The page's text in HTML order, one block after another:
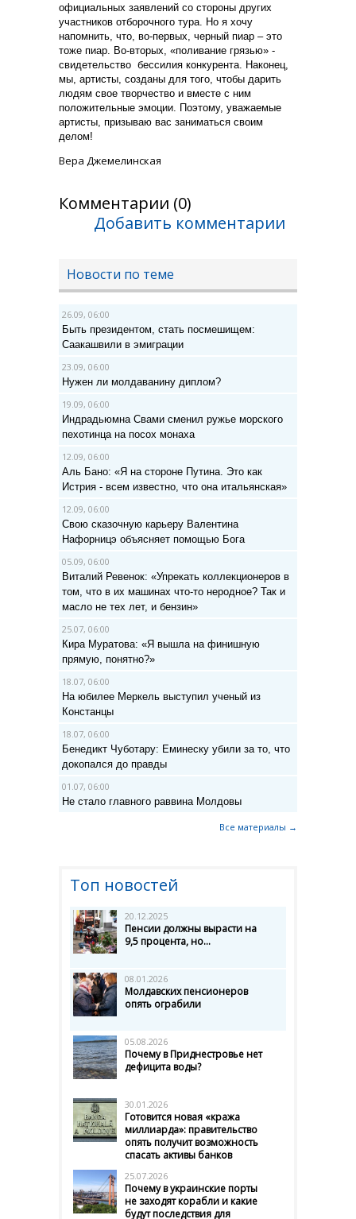
официальных заявлений со стороны других
участников отборочного тура. Но я хочу
напомнить, что, во-первых, черный пиар – это
тоже пиар. Во-вторых, «поливание грязью» -
свидетельство бессилия конкурента. Наконец,
мы, артисты, созданы для того, чтобы дарить
людям свое творчество и вместе с ним
положительные эмоции. Поэтому, уважаемые
артисты, призываю вас заниматься своим
делом!
Вера Джемелинская
Комментарии (0)
Добавить комментарии
Новости по теме
26.09, 06:00
Быть президентом, стать посмешищем:
Саакашвили в эмиграции
23.09, 06:00
Нужен ли молдаванину диплом?
19.09, 06:00
Индрадьюмна Свами сменил ружье морского
пехотинца на посох монаха
12.09, 06:00
Аль Бано: «Я на стороне Путина. Это как
Истрия - всем известно, что она итальянская»
12.09, 06:00
Свою сказочную карьеру Валентина
Нафорницэ объясняет помощью Бога
05.09, 06:00
Виталий Ревенок: «Упрекать коллекционеров в
том, что в их машинах что-то неродное? Так и
масло не тех лет, и бензин»
25.07, 06:00
Кира Муратова: «Я вышла на финишную
прямую, понятно?»
18.07, 06:00
На юбилее Меркель выступил ученый из
Констанцы
18.07, 06:00
Бенедикт Чуботару: Еминеску убили за то, что
докопался до правды
01.07, 06:00
Не стало главного раввина Молдовы
Все материалы →
Топ новостей
20.12.2025
Пенсии должны вырасти на
9,5 процента, но...
08.01.2026
Молдавских пенсионеров
опять ограбили
05.08.2026
Почему в Приднестровье нет
дефицита воды?
30.01.2026
Готовится новая «кража
миллиарда»: правительство
опять получит возможность
спасать активы банков
25.07.2026
Почему в украинские порты
не заходят корабли и какие
будут последствия для